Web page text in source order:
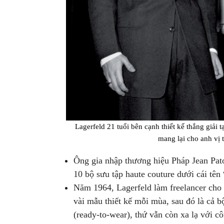
Lagerfeld 21 tuổi bên cạnh thiết kế thắng giải
mang lại cho anh vị
Ông gia nhập thương hiệu Pháp Jean
10 bộ sưu tập haute couture dưới cái
Năm 1964, Lagerfeld làm freelancer
vài mẫu thiết kế mỗi mùa, sau đó là cả
(ready-to-wear), thứ vẫn còn xa lạ với